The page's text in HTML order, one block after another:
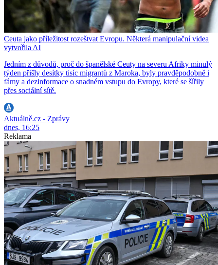
Ceuta jako příležitost rozeštvat Evropu. Některá manipulační videa
vytvořila AI
Jedním z důvodů, proč do španělské Ceuty na severu Afriky minulý
týden přišly desítky tisíc migrantů z Maroka, byly pravděpodobně i
fámy a dezinformace o snadném vstupu do Evropy, které se šířily
přes sociální sítě.
Aktuálně.cz - Zprávy
dnes, 16:25
Reklama